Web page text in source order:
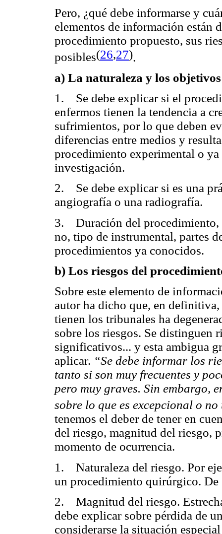
Pero, ¿qué debe informarse y
elementos de información están
procedimiento propuesto, sus
posibles(26,27).
a) La naturaleza y los
1. Se debe explicar si el
enfermos tienen la tendencia a
sufrimientos, por lo que deben
diferencias entre medios y
procedimiento experimental o
investigación.
2. Se debe explicar si es una
angiografía o una radiografía.
3. Duración del procedimiento,
no, tipo de instrumental, partes
procedimientos ya conocidos.
b) Los riesgos del
Sobre este elemento de
autor ha dicho que, en
tienen los tribunales ha
sobre los riesgos. Se distinguen
significativos... y esta ambigua
aplicar. “Se debe informar los
tanto si son muy frecuentes y
pero muy graves. Sin embargo,
sobre lo que es excepcional o
tenemos el deber de tener en
del riesgo, magnitud del riesgo,
momento de ocurrencia.
1. Naturaleza del riesgo. Por
un procedimiento quirúrgico.
2. Magnitud del riesgo.
debe explicar sobre pérdida de
considerarse la situación